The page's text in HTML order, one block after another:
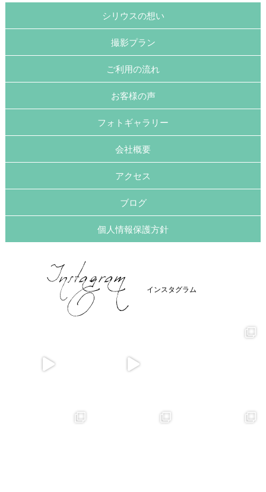
シリウスの想い
撮影プラン
ご利用の流れ
お客様の声
フォトギャラリー
会社概要
アクセス
ブログ
個人情報保護方針
インスタグラム